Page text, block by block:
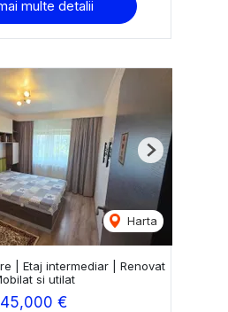
multe detalii
Harta
Next
| Etaj intermediar | Renovat
si utilat
€